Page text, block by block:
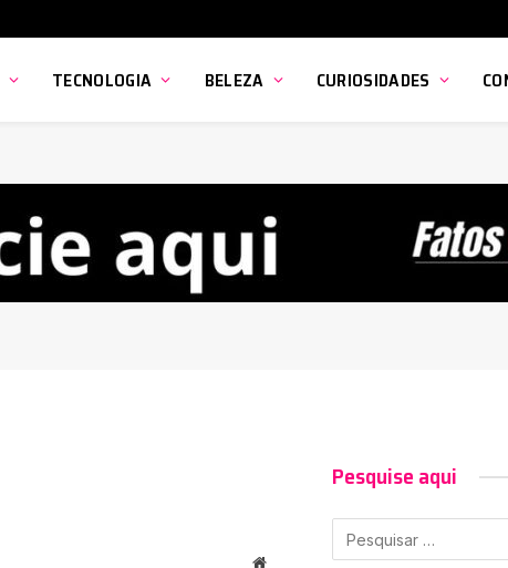
TECNOLOGIA BELEZA CURIOSIDADES
Website
Pesquise aqui